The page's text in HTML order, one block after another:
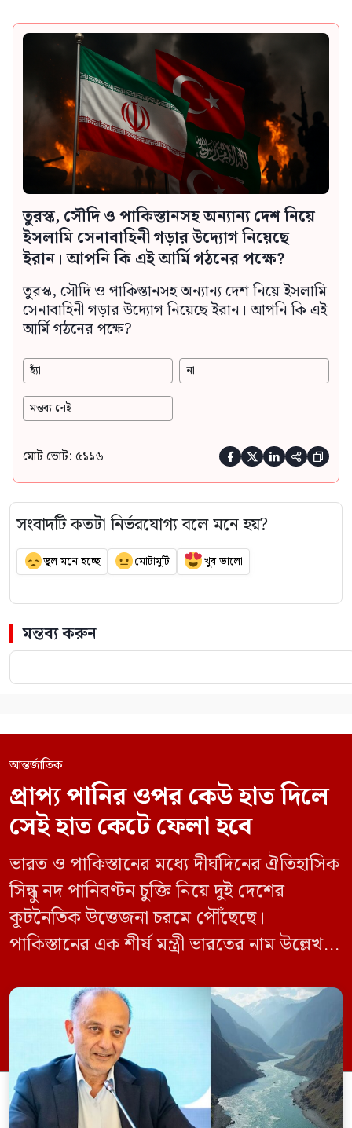
তুরস্ক, সৌদি ও পাকিস্তানসহ অন্যান্য দেশ নিয়ে
ইসলামি সেনাবাহিনী গড়ার উদ্যোগ নিয়েছে
ইরান। আপনি কি এই আর্মি গঠনের পক্ষে?
তুরস্ক, সৌদি ও পাকিস্তানসহ অন্যান্য দেশ নিয়ে ইসলামি
সেনাবাহিনী গড়ার উদ্যোগ নিয়েছে ইরান। আপনি কি এই
আর্মি গঠনের পক্ষে?
হ্যাঁ না
মন্তব্য নেই
মোট ভোট: ৫১১৬     
সংবাদটি কতটা নির্ভরযোগ্য বলে মনে হয়?
ভুল মনে হচ্ছে মোটামুটি খুব ভালো
মন্তব্য করুন
আন্তর্জাতিক
প্রাপ্য পানির ওপর কেউ হাত দিলে
সেই হাত কেটে ফেলা হবে
ভারত ও পাকিস্তানের মধ্যে দীর্ঘদিনের ঐতিহাসিক
সিন্ধু নদ পানিবণ্টন চুক্তি নিয়ে দুই দেশের
কূটনৈতিক উত্তেজনা চরমে পৌঁছেছে।
পাকিস্তানের এক শীর্ষ মন্ত্রী ভারতের নাম উল্লেখ না
পানির ওপর কেউ হাত দিলে সেই হাত কেটে
ফেলা হবে। ভারতের কেন্দ্রীয় জলসম্পদ মন্ত্রী সি
আর পাতিল কর্তৃক আগামী দেড় থেকে দুই বছরের
[…]